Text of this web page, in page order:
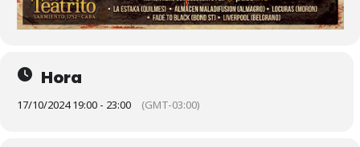
Hora
17/10/2024 19:00 - 23:00 (GMT-03:00)